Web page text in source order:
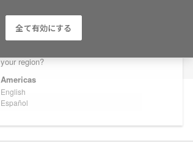
Are you in United States?
your region?
Americas
English
Español
全て有効にする